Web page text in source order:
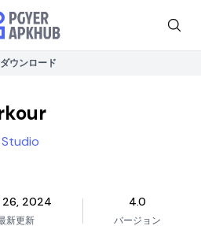
ダウンロード
Studio
26, 2024
新更新
4.0
バージョン